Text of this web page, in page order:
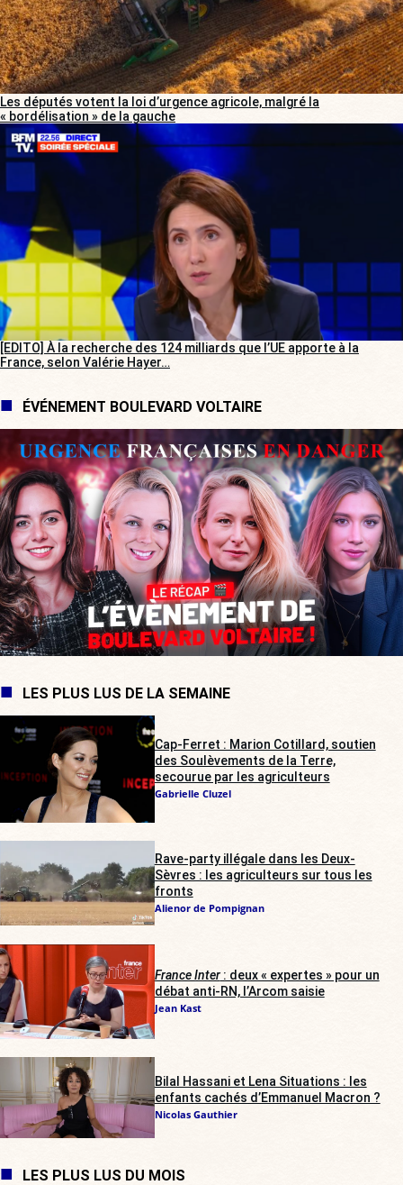
Les députés votent la loi d’urgence agricole, malgré la
« bordélisation » de la gauche
[EDITO] À la recherche des 124 milliards que l’UE apporte à la
France, selon Valérie Hayer…
ÉVÉNEMENT BOULEVARD VOLTAIRE
LES PLUS LUS DE LA SEMAINE
Cap-Ferret : Marion Cotillard, soutien
des Soulèvements de la Terre,
secourue par les agriculteurs
Gabrielle Cluzel
Rave-party illégale dans les Deux-
Sèvres : les agriculteurs sur tous les
fronts
Alienor de Pompignan
France Inter: deux « expertes » pour un
débat anti-RN, l’Arcom saisie
Jean Kast
Bilal Hassani et Lena Situations : les
enfants cachés d’Emmanuel Macron ?
Nicolas Gauthier
LES PLUS LUS DU MOIS